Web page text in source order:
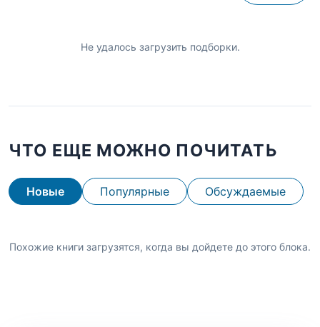
Не удалось загрузить подборки.
ЧТО ЕЩЕ МОЖНО ПОЧИТАТЬ
Новые Популярные Обсуждаемые
Похожие книги загрузятся, когда вы дойдете до этого блока.